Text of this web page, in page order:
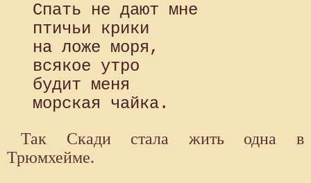
Спать не дают мне
птичьи крики
на ложе моря,
всякое утро
будит меня
Так Скади стала жить одна в
Трюмхейме.